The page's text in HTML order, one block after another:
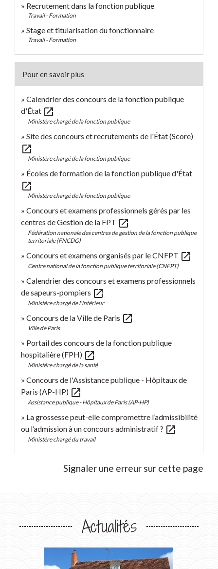
Recrutement dans la fonction publique
Travail - Formation
Stage et titularisation du fonctionnaire
Travail - Formation
Pour en savoir plus
Calendrier des concours de la fonction publique
d'État open_in_new
Ministère chargé de la fonction publique
Site des concours et recrutements de l'État (Score)
open_in_new
Ministère chargé de la fonction publique
Écoles de formation de la fonction publique d'État
open_in_new
Ministère chargé de la fonction publique
Concours et examens professionnels gérés par les
centres de Gestion de la FPT open_in_new
Fédération nationale des centres de gestion de la fonction publique
territoriale (FNCDG)
Concours et examens organisés par le CNFPT open_in_new
Centre national de la fonction publique territoriale (CNFPT)
Calendrier des concours et examens professionnels
de sapeurs-pompiers open_in_new
Ministère chargé de l'intérieur
Concours de la Ville de Paris open_in_new
Ville de Paris
Portail des concours de la fonction publique
hospitalière (FPH) open_in_new
Ministère chargé de la santé
Concours de l'Assistance publique - Hôpitaux de
Paris (AP-HP) open_in_new
Assistance publique - Hôpitaux de Paris (AP-HP)
La grossesse peut-elle compromettre l’admissibilité
ou l’admission à un concours administratif ? open_in_new
Ministère chargé du travail
Signaler une erreur sur cette page
Actualités